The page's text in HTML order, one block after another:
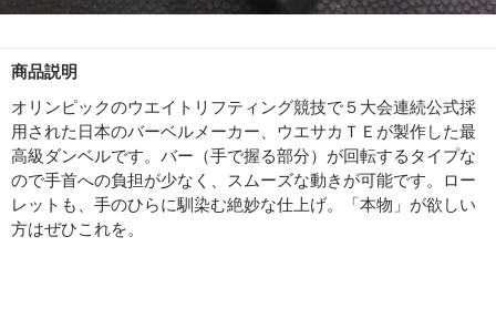
商品説明
オリンピックのウエイトリフティング競技で５大会連続公式採
用された日本のバーベルメーカー、ウエサカＴＥが製作した最
高級ダンベルです。バー（手で握る部分）が回転するタイプな
ので手首への負担が少なく、スムーズな動きが可能です。ロー
レットも、手のひらに馴染む絶妙な仕上げ。「本物」が欲しい
方はぜひこれを。